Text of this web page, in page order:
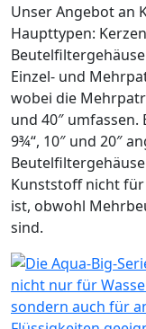
Unser Angebot an
Haupttypen:
Einzel- und
wobei die
und 40″ umfassen.
9¾“, 10″ und 20″
Kunststoff nicht
ist, obwohl
sind.